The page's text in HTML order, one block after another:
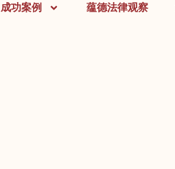
成功案例 蕴德法律观察